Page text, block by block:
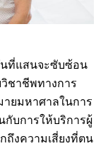
ที่แสนจะซับซ้อน
ชาชีพทางการ
ยมหาศาลในการ
กับการให้บริการผู้
ถึงความเสี่ยงที่ตน